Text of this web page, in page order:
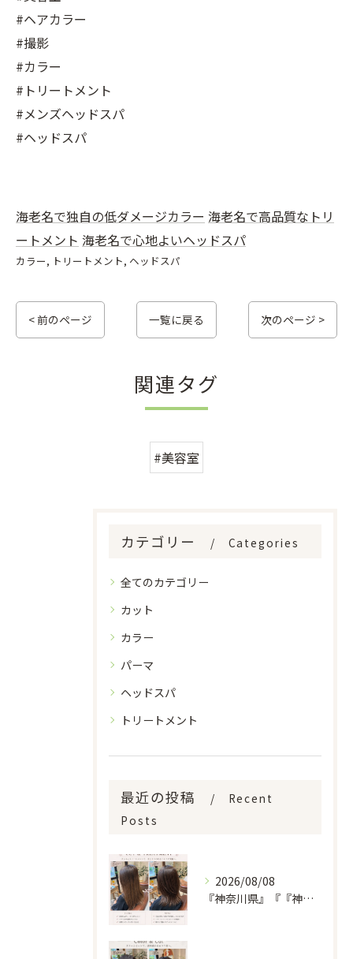
#ヘアカラー
#撮影
#カラー
#トリートメント
#メンズヘッドスパ
#ヘッドスパ
海老名で独自の低ダメージカラー 海老名で高品質なトリ
ートメント 海老名で心地よいヘッドスパ
カラー トリートメント ヘッドスパ
< 前のページ 一覧に戻る 次のページ >
関連タグ
#美容室
カテゴリー Categories
全てのカテゴリー
カット
カラー
パーマ
ヘッドスパ
トリートメント
最近の投稿
Recent
Posts
2026/08/08
『神奈川県』『『神奈川県』『綾瀬市』『海老名市』『美容室』